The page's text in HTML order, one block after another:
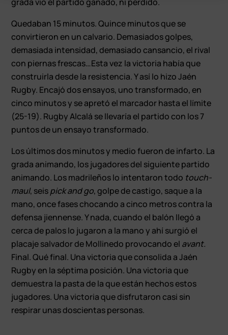
Quedaban 15 minutos. Quince minutos que se
convirtieron en un calvario. Demasiados golpes,
demasiada intensidad, demasiado cansancio, el rival
con piernas frescas…Esta vez la victoria había que
construirla desde la resistencia. Y así lo hizo Jaén
Rugby. Encajó dos ensayos, uno transformado, en
cinco minutos y se apretó el marcador hasta el límite
(25-19). Rugby Alcalá se llevaría el partido con los 7
puntos de un ensayo transformado.
Los últimos dos minutos y medio fueron de infarto. La
grada animando, los jugadores del siguiente partido
animando. Los madrileños lo intentaron todo touch-
maul, seispick and go, golpe de castigo, saque a la
mano, once fases chocando a cinco metros contra la
defensa jiennense. Y nada, cuando el balón llegó a
cerca de palos lo jugaron a la mano y ahí surgió el
placaje salvador de Mollinedo provocando el avant.
Final. Qué final. Una victoria que consolida a Jaén
Rugby en la séptima posición. Una victoria que
demuestra la pasta de la que están hechos estos
jugadores. Una victoria que disfrutaron casi sin
respirar unas doscientas personas.